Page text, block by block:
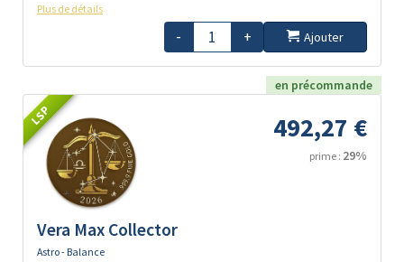
Plus de détails
- + Ajouter
en précommande
LSP 492,27 €
prime : 29%
Vera Max Collector
Astro - Balance